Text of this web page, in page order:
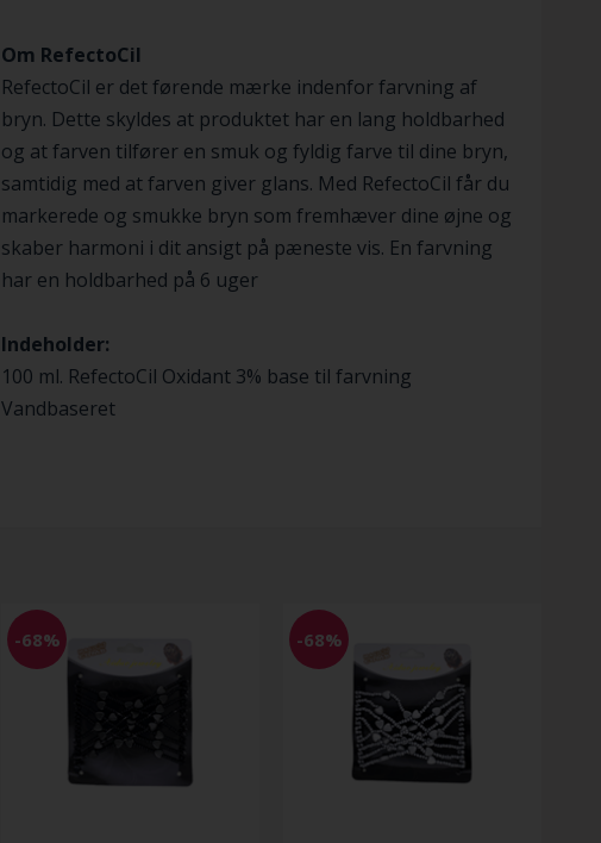
Om RefectoCil
RefectoCil er det førende mærke indenfor farvning af
bryn. Dette skyldes at produktet har en lang holdbarhed
og at farven tilfører en smuk og fyldig farve til dine bryn,
samtidig med at farven giver glans. Med RefectoCil får du
markerede og smukke bryn som fremhæver dine øjne og
skaber harmoni i dit ansigt på pæneste vis. En farvning
har en holdbarhed på 6 uger
Indeholder:
100 ml. RefectoCil Oxidant 3% base til farvning
Vandbaseret
-68% -68%